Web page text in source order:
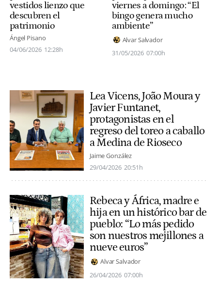
vestidos lienzo que
descubren el
patrimonio
Ángel Pisano
04/06/2026 12:28h
viernes a domingo: “El
bingo genera mucho
ambiente”
Alvar Salvador
31/05/2026 07:00h
Lea Vicens, João Moura y
Javier Funtanet,
protagonistas en el
regreso del toreo a caballo
a Medina de Rioseco
Jaime González
29/04/2026 20:51h
Rebeca y África, madre e
hija en un histórico bar de
pueblo: “Lo más pedido
son nuestros mejillones a
nueve euros”
Alvar Salvador
26/04/2026 07:00h